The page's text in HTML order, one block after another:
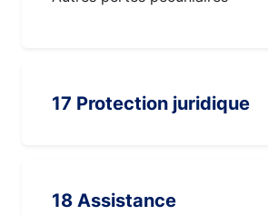
17 Protection juridique
18 Assistance